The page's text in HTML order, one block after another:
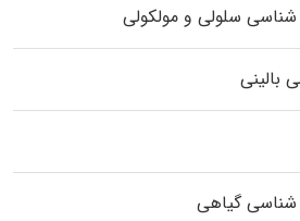
سلولی و مولکولی
بالینی
گیاهی